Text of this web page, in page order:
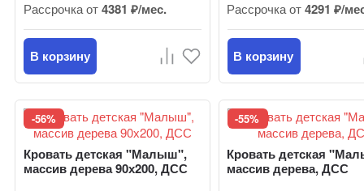
Рассрочка от4381 ₽/мес.
В корзину
Рассрочка от4291 ₽/
В корзину
-56%
Кровать детская "Малыш",
массив дерева 90х200, ДСС
-55%
Кровать детская
массив дерева, ДСС